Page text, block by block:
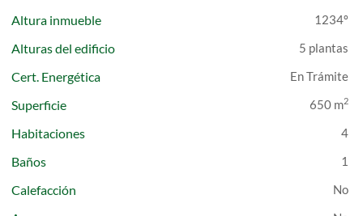
Altura inmueble 1234º
Alturas del edificio 5 plantas
Cert. Energética En Trámite
Superficie 650 m2
Habitaciones 4
Baños 1
Calefacción